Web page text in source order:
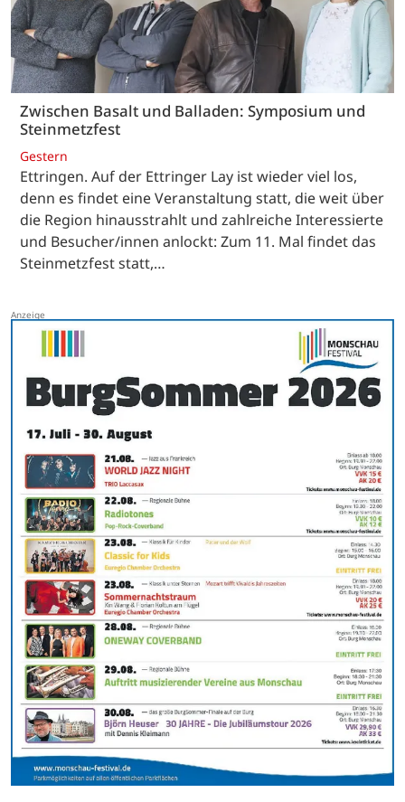
Zwischen Basalt und Balladen: Symposium und
Steinmetzfest
Gestern
Ettringen. Auf der Ettringer Lay ist wieder viel los,
denn es findet eine Veranstaltung statt, die weit über
die Region hinausstrahlt und zahlreiche Interessierte
und Besucher/innen anlockt: Zum 11. Mal findet das
Steinmetzfest statt,…